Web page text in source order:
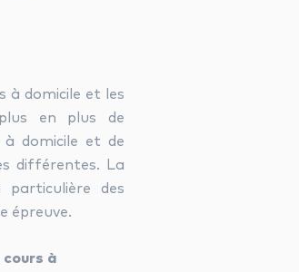
à domicile et les
en plus de
à domicile et de
différentes. La
particulière des
épreuve.
cours à